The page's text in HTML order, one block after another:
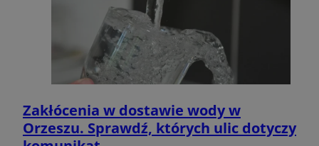
Zakłócenia w dostawie wody w
Orzeszu. Sprawdź, których ulic dotyczy